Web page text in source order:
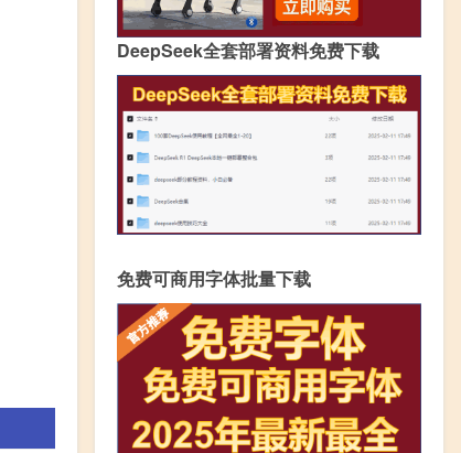
DeepSeek全套部署资料免费下载
免费可商用字体批量下载